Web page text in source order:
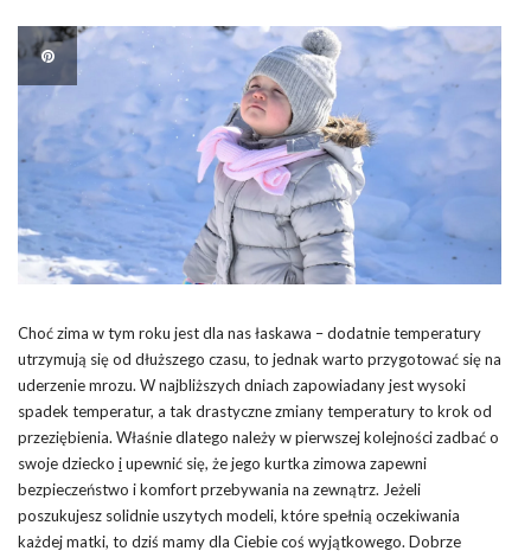
Choć zima w tym roku jest dla nas łaskawa – dodatnie temperatury
utrzymują się od dłuższego czasu, to jednak warto przygotować się na
uderzenie mrozu. W najbliższych dniach zapowiadany jest wysoki
spadek temperatur, a tak drastyczne zmiany temperatury to krok od
przeziębienia. Właśnie dlatego należy w pierwszej kolejności zadbać o
swoje dziecko iupewnić się, że jego kurtka zimowa zapewni
bezpieczeństwo i komfort przebywania na zewnątrz. Jeżeli
poszukujesz solidnie uszytych modeli, które spełnią oczekiwania
każdej matki, to dziś mamy dla Ciebie coś wyjątkowego. Dobrze